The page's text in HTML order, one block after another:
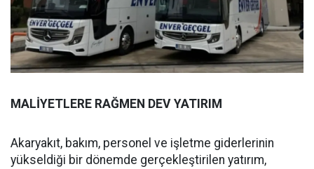
MALİYETLERE RAĞMEN DEV YATIRIM
Akaryakıt, bakım, personel ve işletme giderlerinin
yükseldiği bir dönemde gerçekleştirilen yatırım,